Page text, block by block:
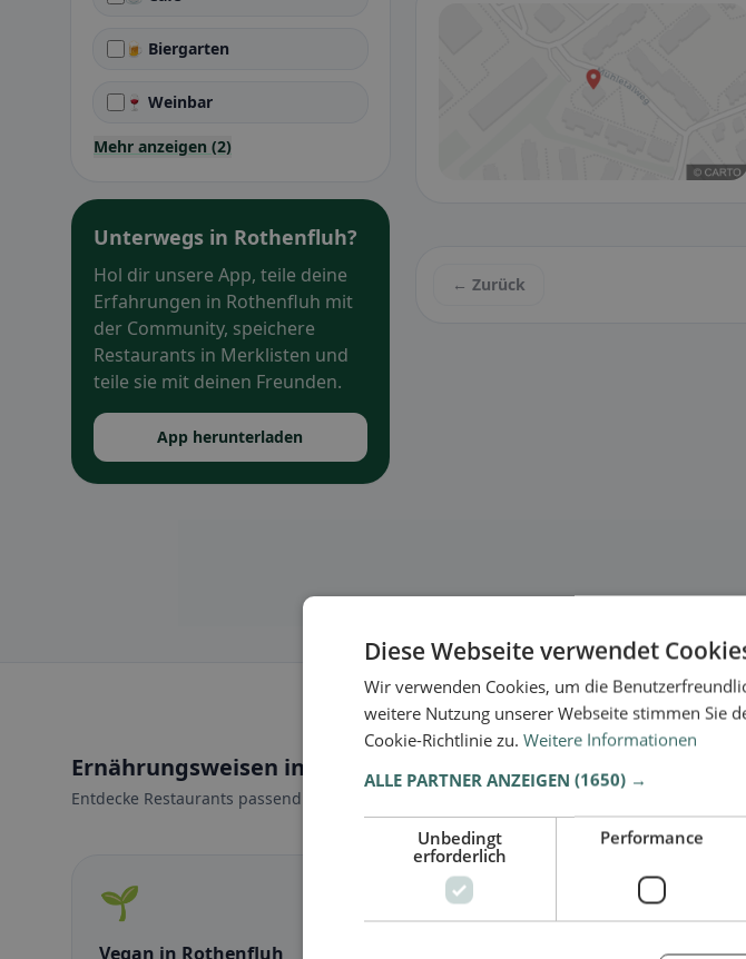
🍺 Biergarten
🍷 Weinbar
Mehr anzeigen (2)
Unterwegs in Rothenfluh?
Hol dir unsere App, teile deine
Erfahrungen in Rothenfluh mit
der Community, speichere
Restaurants in Merklisten und
teile sie mit deinen Freunden.
App herunterladen
← Zurück
Ernährungsweisen in Rothenfluh
Entdecke Restaurants passend zu deiner Ernährungsweise.
🌱
Vegan in Rothenfluh
🥕
in Rothenfluh
Diese Webseite verwendet
Wir verwenden Cookies, um die
weitere Nutzung unserer Webseite stimmen Sie
Cookie-Richtlinie zu. Weitere Informationen
ALLE PARTNER ANZEIGEN (1650) →
Unbedingt
erforderlich
Performance